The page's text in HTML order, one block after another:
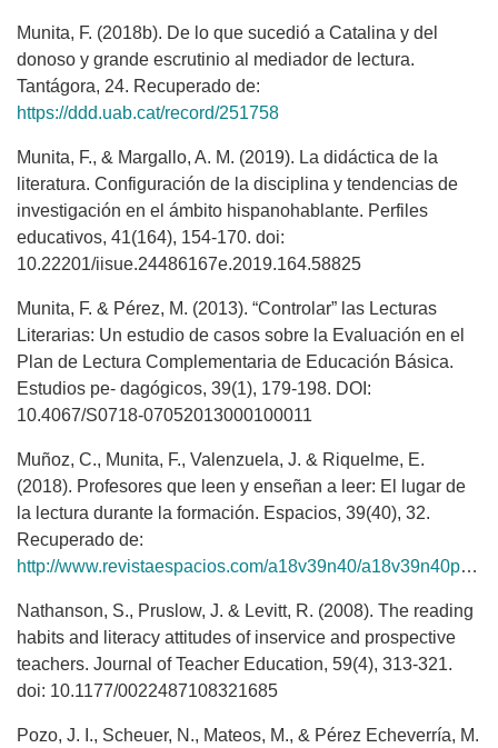
Munita, F. (2018b). De lo que sucedió a Catalina y del
donoso y grande escrutinio al mediador de lectura.
Tantágora, 24. Recuperado de:
https://ddd.uab.cat/record/251758
Munita, F., & Margallo, A. M. (2019). La didáctica de la
literatura. Configuración de la disciplina y tendencias de
investigación en el ámbito hispanohablante. Perfiles
educativos, 41(164), 154-170. doi:
10.22201/iisue.24486167e.2019.164.58825
Munita, F. & Pérez, M. (2013). “Controlar” las Lecturas
Literarias: Un estudio de casos sobre la Evaluación en el
Plan de Lectura Complementaria de Educación Básica.
Estudios pe- dagógicos, 39(1), 179-198. DOI:
10.4067/S0718-07052013000100011
Muñoz, C., Munita, F., Valenzuela, J. & Riquelme, E.
(2018). Profesores que leen y enseñan a leer: El lugar de
la lectura durante la formación. Espacios, 39(40), 32.
Recuperado de:
http://www.revistaespacios.com/a18v39n40/a18v39n40p32.pdf
Nathanson, S., Pruslow, J. & Levitt, R. (2008). The reading
habits and literacy attitudes of inservice and prospective
teachers. Journal of Teacher Education, 59(4), 313-321.
doi: 10.1177/0022487108321685
Pozo, J. I., Scheuer, N., Mateos, M., & Pérez Echeverría, M.